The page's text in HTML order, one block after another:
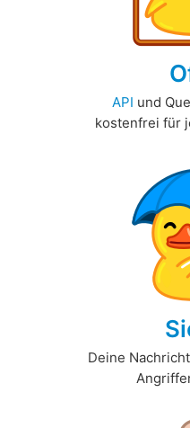
API und
kostenfrei für
Deine